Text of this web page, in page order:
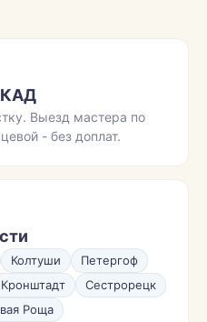
КАД
Выезд мастера по
- без доплат.
Колтуши
Петергоф
Кронштадт
Сестрорецк
Роща